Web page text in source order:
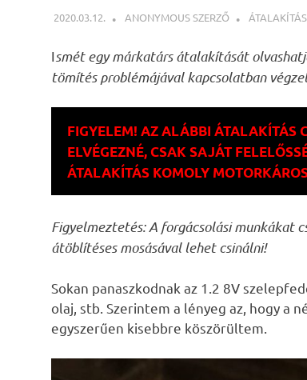
2020.03.12. ANONYMOUS SZERZŐ ÁTALAKÍTÁS
Ismét egy márkatárs átalakítását
tömítés problémájával kapcsolatban
FIGYELEM! AZ ALÁBBI ÁTALAKÍTÁS
ELVÉGEZNÉ, CSAK SAJÁT
ÁTALAKÍTÁS KOMOLY
Figyelmeztetés: A forgácsolási munkákat
átöblítéses mosásával lehet csinálni!
Sokan panaszkodnak az 1.2 8V
olaj, stb. Szerintem a lényeg az, hogy a
egyszerűen kisebbre köszörültem.